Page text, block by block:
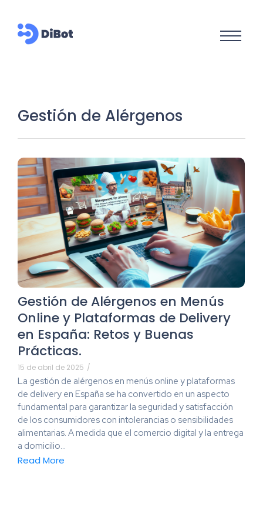
Gestión de Alérgenos
Gestión de Alérgenos en Menús
Online y Plataformas de Delivery
en España: Retos y Buenas
Prácticas.
15 de abril de 2025 /
La gestión de alérgenos en menús online y plataformas
de delivery en España se ha convertido en un aspecto
fundamental para garantizar la seguridad y satisfacción
de los consumidores con intolerancias o sensibilidades
alimentarias. A medida que el comercio digital y la entrega
a domicilio…
Read More